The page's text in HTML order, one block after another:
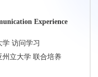
Experience
学 访问学习
州立大学 联合培养